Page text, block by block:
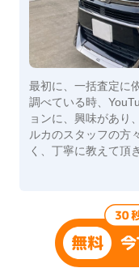
最初に、一括査定に
調べている時、
ョンに、興味があり
ルカのスタッフの方
く、丁寧に教えて頂